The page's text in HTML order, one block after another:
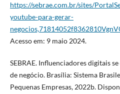
https://sebrae.com.br/sites/
youtube-para-gerar-
Acesso em: 9 maio 2024.
SEBRAE. Influenciadores digitais
de negócio. Brasília: Sistema
Pequenas Empresas, 2022b.